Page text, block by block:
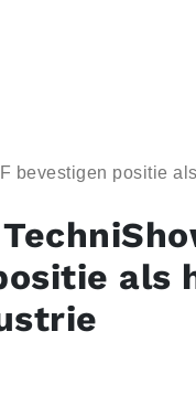
bevestigen positie
als